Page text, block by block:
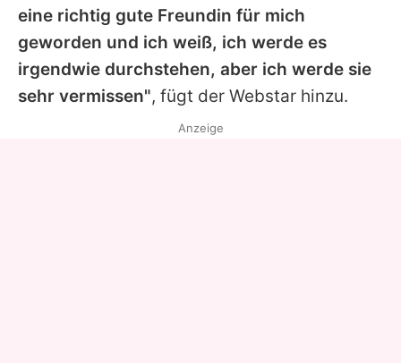
eine richtig gute Freundin für mich
geworden und ich weiß, ich werde es
irgendwie durchstehen, aber ich werde sie
sehr vermissen", fügt der Webstar hinzu.
Anzeige